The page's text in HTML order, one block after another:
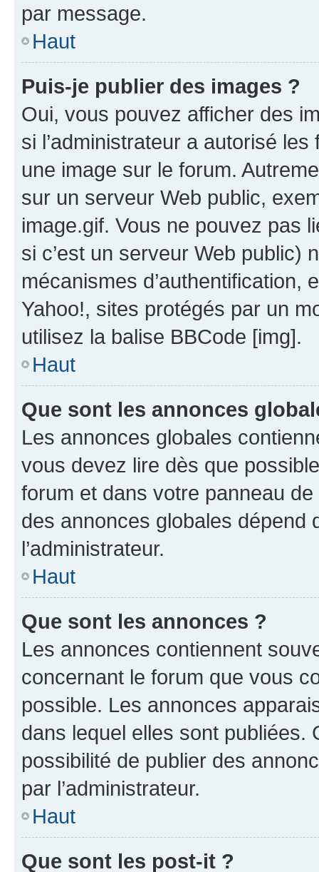
par message.
Haut
Puis-je publier des images ?
Oui, vous pouvez afficher des
si l’administrateur a autorisé
une image sur le forum.
sur un serveur Web public,
image.gif. Vous ne pouvez pas
si c’est un serveur Web public)
mécanismes d’authentification,
Yahoo!, sites protégés par un
utilisez la balise BBCode [img].
Haut
Que sont les annonces
Les annonces globales
vous devez lire dès que
forum et dans votre panneau
des annonces globales dépend
l’administrateur.
Haut
Que sont les annonces ?
Les annonces contiennent
concernant le forum que vous
possible. Les annonces
dans lequel elles sont publiées.
possibilité de publier des
par l’administrateur.
Haut
Que sont les post-it ?